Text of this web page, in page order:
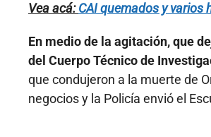
Vea acá:CAI quemados y varios
En medio de la agitación, que
del Cuerpo Técnico de
que condujeron a la muerte de
negocios y la Policía envió el